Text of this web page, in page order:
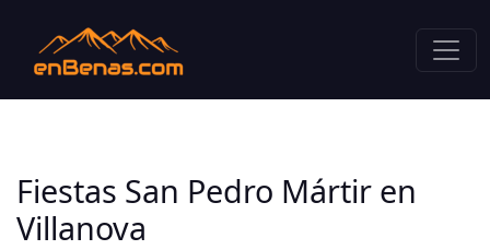
Fiestas San Pedro Mártir en
Villanova